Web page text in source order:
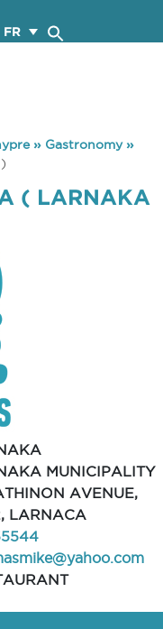
FR
» Gastronomy»
( LARNAKA
MUNICIPALITY
AVENUE,
LARNACA